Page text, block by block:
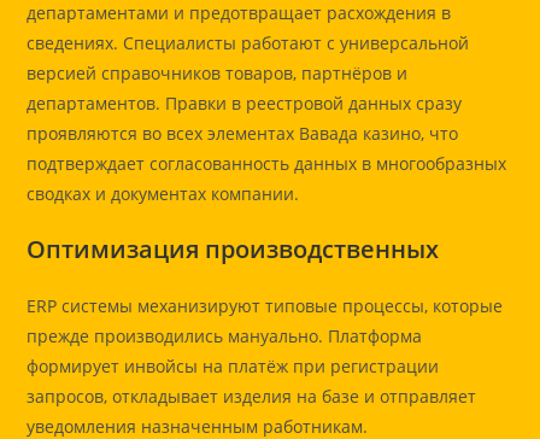
департаментами и предотвращает расхождения в
сведениях. Специалисты работают с универсальной
версией справочников товаров, партнёров и
департаментов. Правки в реестровой данных сразу
проявляются во всех элементах Вавада казино, что
подтверждает согласованность данных в многообразных
сводках и документах компании.
Оптимизация производственных
ERP системы механизируют типовые процессы, которые
прежде производились мануально. Платформа
формирует инвойсы на платёж при регистрации
запросов, откладывает изделия на базе и отправляет
уведомления назначенным работникам.